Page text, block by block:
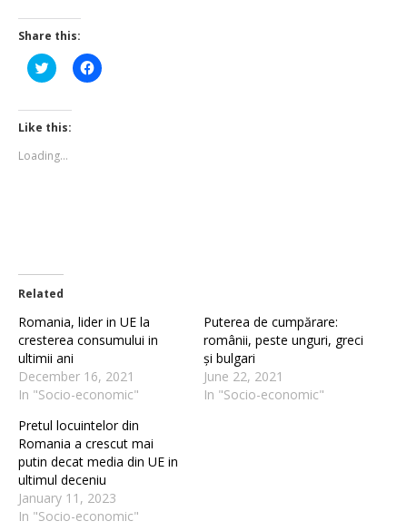
Share this:
Click
to
Twitter
(Opens
in
window)
Click
to
Like this:
Loading...
Related
Romania, lider in UE la
cresterea consumului in
ultimii ani
December 16, 2021
In "Socio-economic"
Puterea de cumpărare:
românii, peste unguri, greci
și bulgari
June 22, 2021
In "Socio-economic"
Pretul locuintelor din
Romania a crescut mai
putin decat media din UE in
ultimul deceniu
January 11, 2023
In "Socio-economic"